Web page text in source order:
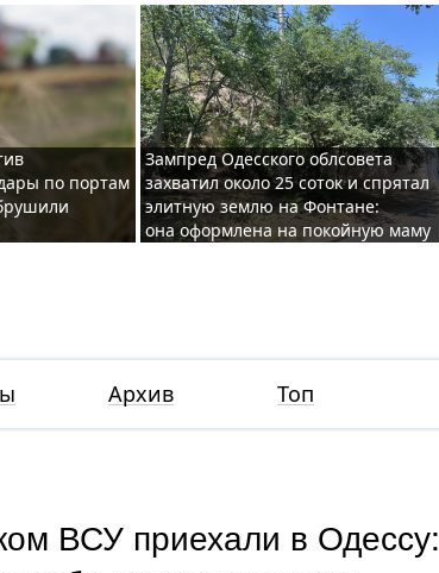
по портам
Зампред Одесского облсовета
захватил около 25 соток и спрятал
элитную землю на Фонтане:
она оформлена на покойную маму
Архив Топ
ВСУ приехали в Одессу: